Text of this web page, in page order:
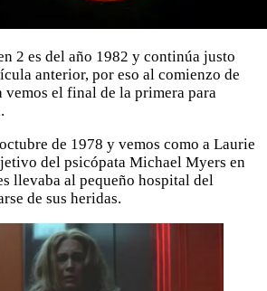
2 es del año 1982 y continúa justo
anterior, por eso al comienzo de
vemos el final de la primera para
de 1978 y vemos como a Laurie
del psicópata Michael Myers en
llevaba al pequeño hospital del
de sus heridas.